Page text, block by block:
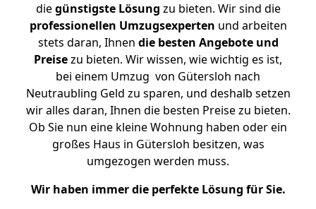
diegünstigste Lösung zu bieten. Wir sind die
professionellen Umzugsexperten und arbeiten
stets daran, Ihnen die besten Angebote und
Preisezu bieten. Wir wissen, wie wichtig es ist,
bei einem Umzug von Gütersloh nach
Neutraubling Geld zu sparen, und deshalb setzen
wir alles daran, Ihnen die besten Preise zu bieten.
Ob Sie nun eine kleine Wohnung haben oder ein
großes Haus in Gütersloh besitzen, was
umgezogen werden muss.
Wir haben immer die perfekte Lösung für Sie.